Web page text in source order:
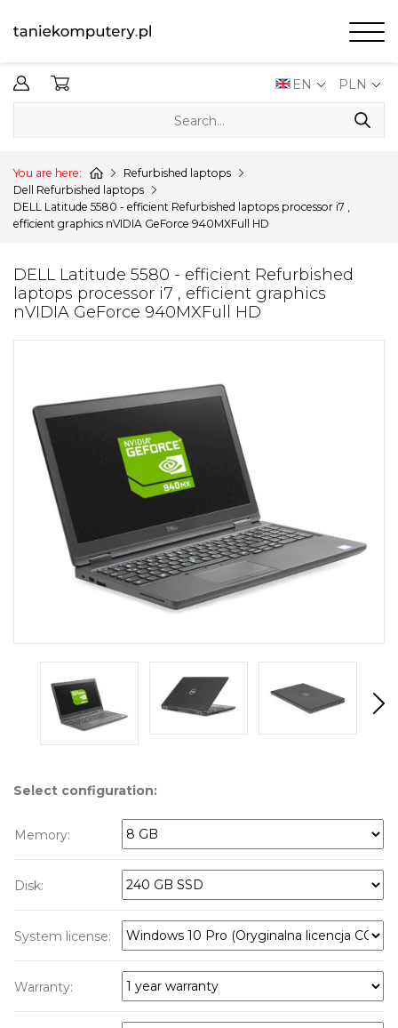
0,00 PLN EN PLN
You are here:
Refurbished laptops
Dell Refurbished laptops
DELL Latitude 5580 - efficient Refurbished laptops processor i7 ,
efficient graphics nVIDIA GeForce 940MXFull HD
DELL Latitude 5580 - efficient Refurbished
laptops processor i7 , efficient graphics
nVIDIA GeForce 940MXFull HD
Select configuration:
Memory:
Disk:
System license:
Warranty: